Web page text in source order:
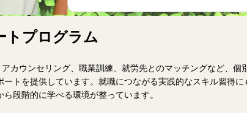
トプログラム
カウンセリング、職業訓練、就労先とのマッチングなど、個
ートを提供しています。就職につながる実践的なスキル習得に
段階的に学べる環境が整っています。